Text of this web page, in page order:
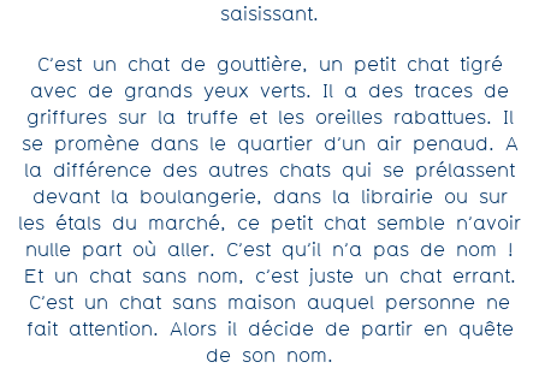
saisissant.
C’est un chat de gouttière, un petit chat tigré
avec de grands yeux verts. Il a des traces de
griffures sur la truffe et les oreilles rabattues. Il
se promène dans le quartier d’un air penaud. A
la différence des autres chats qui se prélassent
devant la boulangerie, dans la librairie ou sur
les étals du marché, ce petit chat semble n’avoir
nulle part où aller. C’est qu’il n’a pas de nom !
Et un chat sans nom, c’est juste un chat errant.
C’est un chat sans maison auquel personne ne
fait attention. Alors il décide de partir en quête
de son nom.